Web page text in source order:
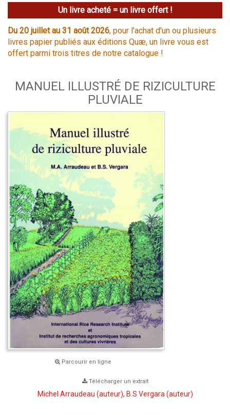
Un livre acheté = un livre offert !
Du 20 juillet au 31 août 2026, pour l'achat d'un ou plusieurs
livres papier publiés aux éditions Quæ, un livre vous est
offert parmi trois titres de notre catalogue !
MANUEL ILLUSTRÉ DE RIZICULTURE
PLUVIALE
Parcourir en ligne
Télécharger un extrait
Michel Arraudeau (auteur), B.S Vergara(auteur)